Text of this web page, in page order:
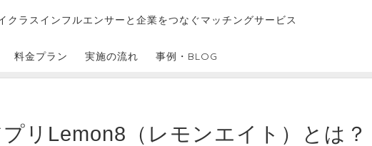
クラスインフルエンサーと企業をつなぐマッチングサービス
料金プラン 実施の流れ 事例・BLOG
リLemon8（レモンエイト）とは？